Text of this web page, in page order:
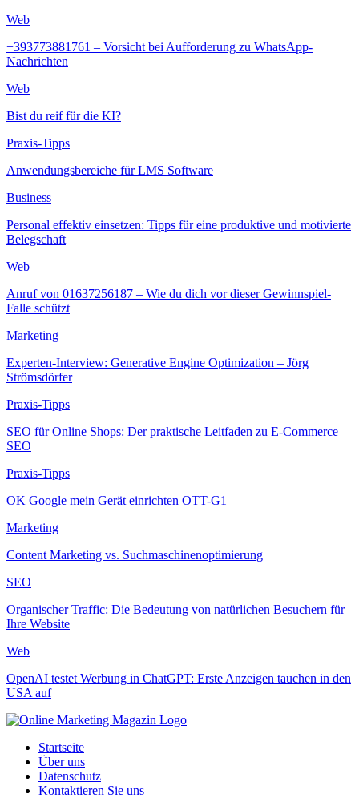
Web
+393773881761 – Vorsicht bei Aufforderung zu WhatsApp-
Nachrichten
Web
Bist du reif für die KI?
Praxis-Tipps
Anwendungsbereiche für LMS Software
Business
Personal effektiv einsetzen: Tipps für eine produktive und motivierte
Belegschaft
Web
Anruf von 01637256187 – Wie du dich vor dieser Gewinnspiel-
Falle schützt
Marketing
Experten-Interview: Generative Engine Optimization – Jörg
Strömsdörfer
Praxis-Tipps
SEO für Online Shops: Der praktische Leitfaden zu E-Commerce
SEO
Praxis-Tipps
OK Google mein Gerät einrichten OTT-G1
Marketing
Content Marketing vs. Suchmaschinenoptimierung
SEO
Organischer Traffic: Die Bedeutung von natürlichen Besuchern für
Ihre Website
Web
OpenAI testet Werbung in ChatGPT: Erste Anzeigen tauchen in den
USA auf
Startseite
Über uns
Datenschutz
Kontaktieren Sie uns